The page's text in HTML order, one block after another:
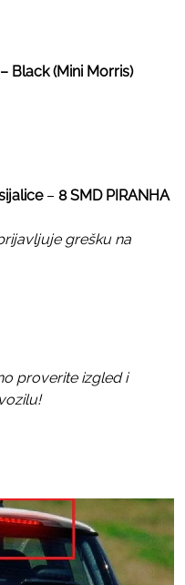
Black (Mini Morris)
– 8 SMD PIRANHA
grešku na
proverite izgled i